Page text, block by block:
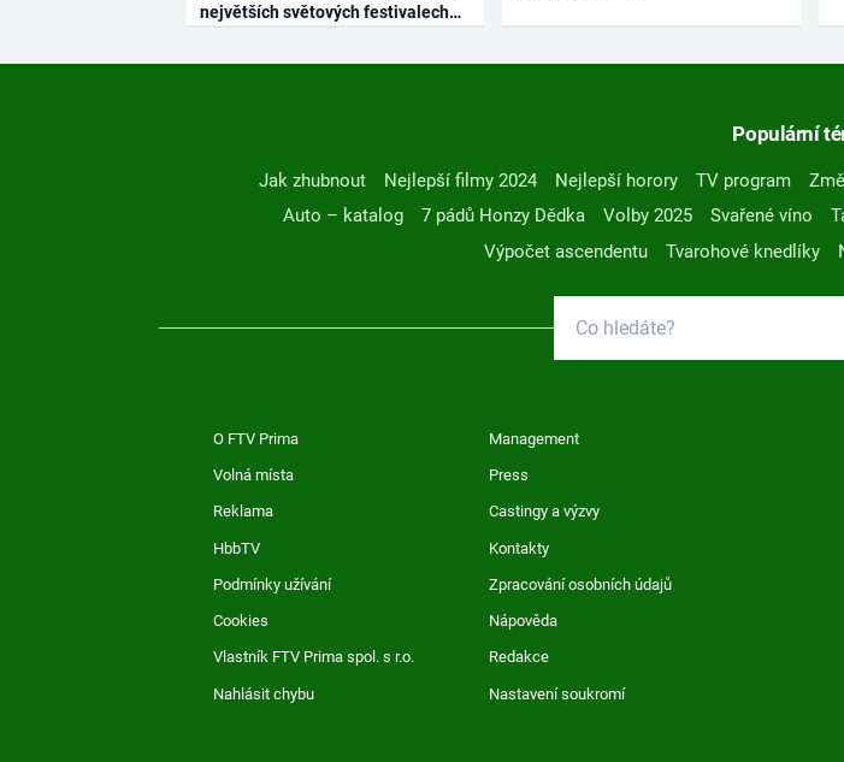
největších světových festivalech
Populární
Jak zhubnout Nejlepší filmy 2024 Nejlepší horory TV program
Auto – katalog
7 pádů Honzy Dědka Volby 2025 Svařené víno
Výpočet ascendentu
Tvarohové knedlíky
O FTV Prima Management
Volná místa Press
Reklama Castingy a výzvy
HbbTV Kontakty
Podmínky užívání Zpracování osobních údajů
Cookies Nápověda
Vlastník FTV Prima spol. s r.o. Redakce
Nahlásit chybu Nastavení soukromí